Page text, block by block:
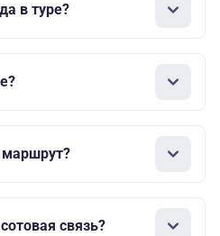
в туре?
связь?